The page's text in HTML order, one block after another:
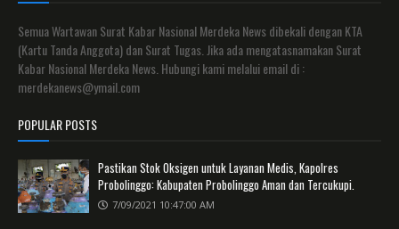
Semua Wartawan Surat Kabar Nasional Merdeka News dibekali dengan KTA
(Kartu Tanda Anggota) dan Surat Tugas. Jika ada mengatasnamakan Surat
Kabar Nasional Merdeka News. Hubungi kami melalui email di :
merdekanews@ymail.com
POPULAR POSTS
Pastikan Stok Oksigen untuk Layanan Medis, Kapolres
Probolinggo: Kabupaten Probolinggo Aman dan Tercukupi.
7/09/2021 10:47:00 AM